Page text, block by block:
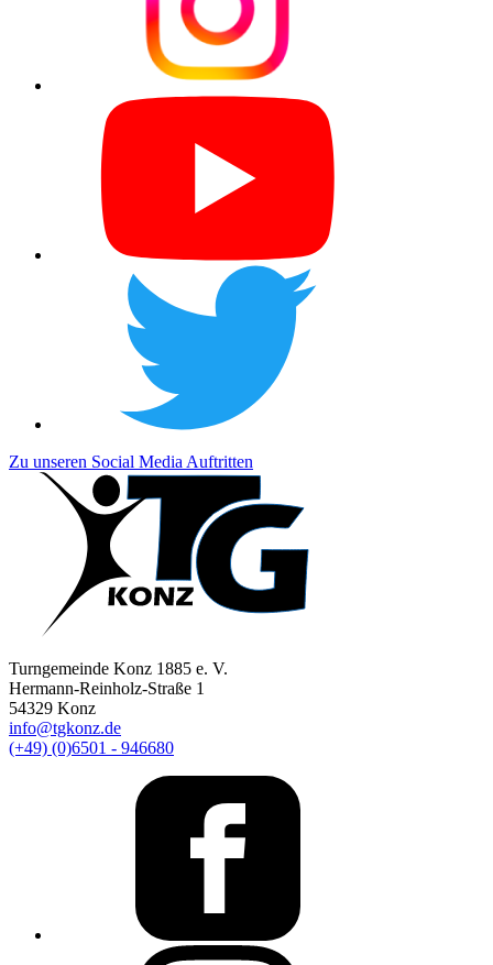
Zu unseren Social Media Auftritten
Turngemeinde Konz 1885 e. V.
Hermann-Reinholz-Straße 1
54329 Konz
info@tgkonz.de
(+49) (0)6501 - 946680